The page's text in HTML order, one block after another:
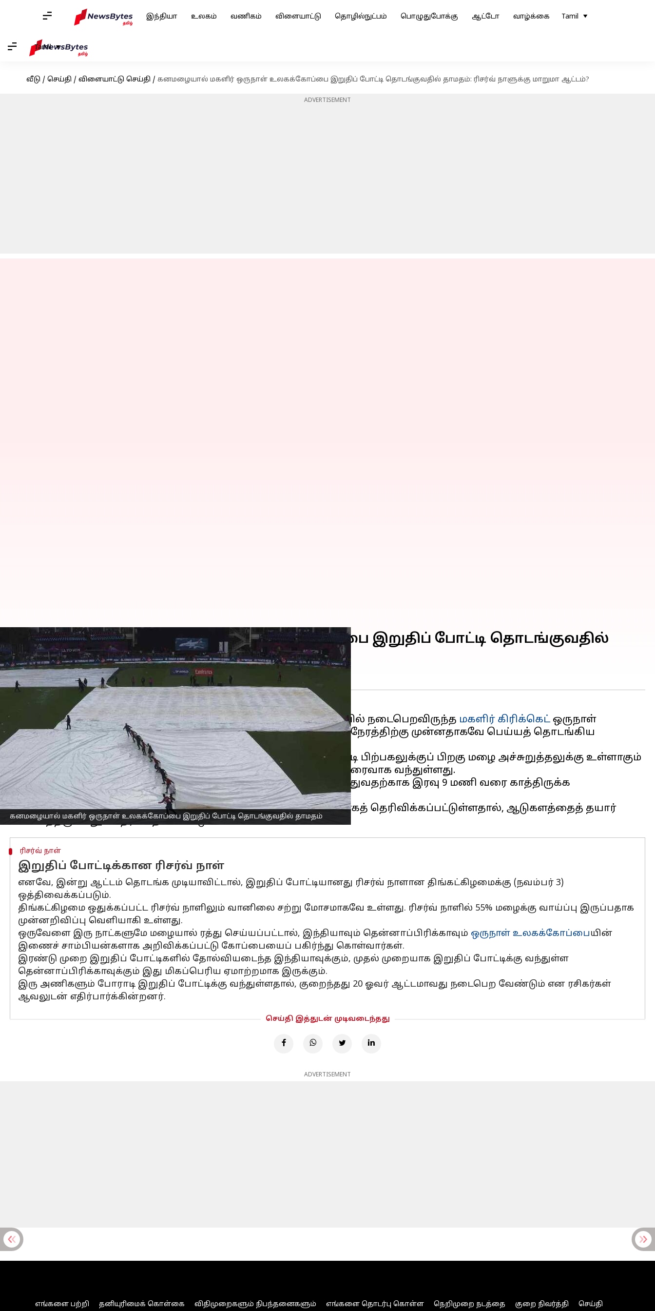
இந்தியா உலகம் வணிகம் விளையாட்டு தொழில்நுட்பம் பொழுதுபோக்கு ஆட்டோ வாழ்க்கை Tamil
Tamil
வீடு / செய்தி / விளையாட்டு செய்தி / கனமழையால் மகளிர் ஒருநாள் உலகக்கோப்பை இறுதிப் போட்டி தொடங்குவதில் தாமதம்: ரிசர்வ் நாளுக்கு மாறுமா ஆட்டம்?
ADVERTISEMENT
கனமழையால் மகளிர் ஒருநாள் உலகக்கோப்பை இறுதிப் போட்டி தொடங்குவதில் தாமதம்
கனமழையால் மகளிர் ஒருநாள் உலகக்கோப்பை இறுதிப் போட்டி தொடங்குவதில்
தாமதம்: ரிசர்வ் நாளுக்கு மாறுமா ஆட்டம்?
எழுதியவர் Sekar Chinnappan Nov 02, 2025 03:43 pm
செய்தி முன்னோட்டம்
நவி மும்பையில் உள்ள டாக்டர் டி.ஒய்.பாட்டீல் ஸ்போர்ட்ஸ் அகாடமியில் நடைபெறவிருந்த மகளிர் கிரிக்கெட் ஒருநாள்
உலகக்கோப்பை 2025 தொடரின் இறுதிப் போட்டியானது, திட்டமிட்ட நேரத்திற்கு முன்னதாகவே பெய்யத் தொடங்கிய
கனமழைகாரணமாகத் தாமதப்பட்டுள்ளது.
இந்தியா vs தென்னாப்பிரிக்கா இடையிலான இந்த முக்கியப் போட்டி பிற்பகலுக்குப் பிறகு மழை அச்சுறுத்தலுக்கு உள்ளாகும்
என்று முன்னறிவிக்கப்பட்ட நிலையில், அது எதிர்பார்த்ததை விட விரைவாக வந்துள்ளது.
போட்டி நடுவர்கள் குறைந்தது 20 ஓவர்கள் கொண்ட ஆட்டத்தை நடத்துவதற்காக இரவு 9 மணி வரை காத்திருக்க
வாய்ப்புள்ளது.
இருப்பினும், இரவு 7 மணி வரை அதிக மழை பெய்ய வாய்ப்புள்ளதாகத் தெரிவிக்கப்பட்டுள்ளதால், ஆடுகளத்தைத் தயார்
ரிசர்வ் நாள்
இறுதிப் போட்டிக்கான ரிசர்வ் நாள்
எனவே, இன்று ஆட்டம் தொடங்க முடியாவிட்டால், இறுதிப் போட்டியானது ரிசர்வ் நாளான திங்கட்கிழமைக்கு (நவம்பர் 3)
ஒத்திவைக்கப்படும்.
திங்கட்கிழமை ஒதுக்கப்பட்ட ரிசர்வ் நாளிலும் வானிலை சற்று மோசமாகவே உள்ளது. ரிசர்வ் நாளில் 55% மழைக்கு வாய்ப்பு இருப்பதாக
முன்னறிவிப்பு வெளியாகி உள்ளது.
ஒருவேளை இரு நாட்களுமே மழையால் ரத்து செய்யப்பட்டால், இந்தியாவும் தென்னாப்பிரிக்காவும் ஒருநாள் உலகக்கோப்பையின்
இணைச் சாம்பியன்களாக அறிவிக்கப்பட்டு கோப்பையைப் பகிர்ந்து கொள்வார்கள்.
இரண்டு முறை இறுதிப் போட்டிகளில் தோல்வியடைந்த இந்தியாவுக்கும், முதல் முறையாக இறுதிப் போட்டிக்கு வந்துள்ள
தென்னாப்பிரிக்காவுக்கும் இது மிகப்பெரிய ஏமாற்றமாக இருக்கும்.
இரு அணிகளும் போராடி இறுதிப் போட்டிக்கு வந்துள்ளதால், குறைந்தது 20 ஓவர் ஆட்டமாவது நடைபெற வேண்டும் என ரசிகர்கள்
ஆவலுடன் எதிர்பார்க்கின்றனர்.
செய்தி இத்துடன் முடிவடைந்தது
ADVERTISEMENT
எங்களை பற்றி தனியுரிமைக் கொள்கை விதிமுறைகளும் நிபந்தனைகளும் எங்களை தொடர்பு கொள்ள நெறிமுறை நடத்தை குறை நிவர்த்தி செய்தி